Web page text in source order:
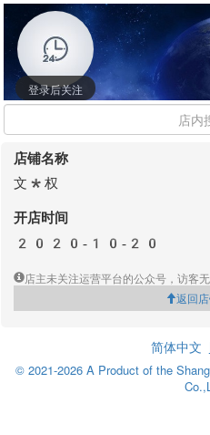
登录后关注
店铺名称
文*权
开店时间
2020-10-20
店主未关注运营平台的公众号，访客无
返回
简体中文
© 2021-2026 A Product of the